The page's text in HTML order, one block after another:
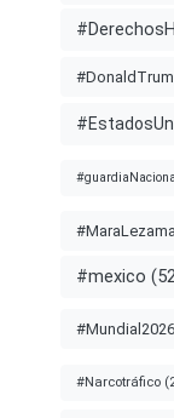
#guardiaNacional
#MaraLezama
#mexico
#Mundial2026
#Narcotráfico